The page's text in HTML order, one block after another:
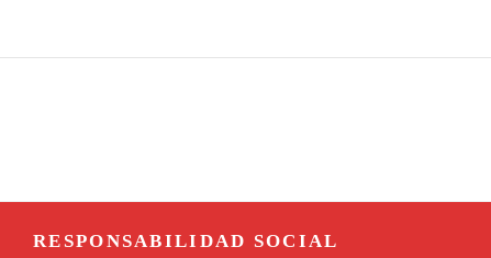
RESPONSABILIDAD SOCIAL